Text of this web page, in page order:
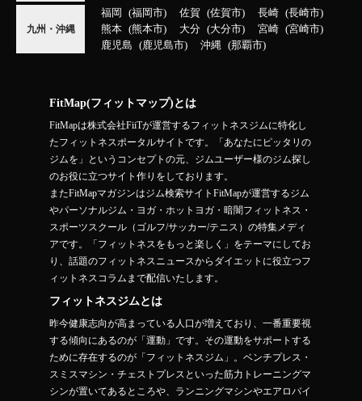
九州・沖縄
福岡 福岡市 佐賀 佐賀市 長崎
長崎市
熊本
熊本市 大分 大分市 宮崎
宮崎市
鹿児島
鹿児島市 沖縄 那覇市
FitMap(フィットマップ)とは
FitMapは株式会社FiiTが運営するフィットネスジムに特化し
たフィットネスポータルサイトです。「あなたにピッタリの
ジムを」というコンセプトの元、ジムユーザー様のジム探し
のお役に立つサイト作りをしております。
またFitMapマガジンはジム検索サイトFitMapが運営するジム
やパーソナルジム・ヨガ・ホットヨガ・暗闇フィットネス・
スポーツスクール（ゴルフ/サッカー/テニス）の特集メディ
アです。「フィットネスをもっと楽しく」をテーマにしてお
り、話題のフィットネスニュースからダイエットに役立つフ
ィットネスコラムまで配信いたします。
フィットネスジムとは
昨今健康志向が高まっている人口が増えており、一番重要視
する傾向にあるのが「運動」です。その運動をサポートする
ために存在するのが「フィットネスジム」。ベンチプレス・
スミスマシン・チェストプレスといった筋力トレーニングマ
シンが置いてあるところや、ランニングマシンやエアロバイ